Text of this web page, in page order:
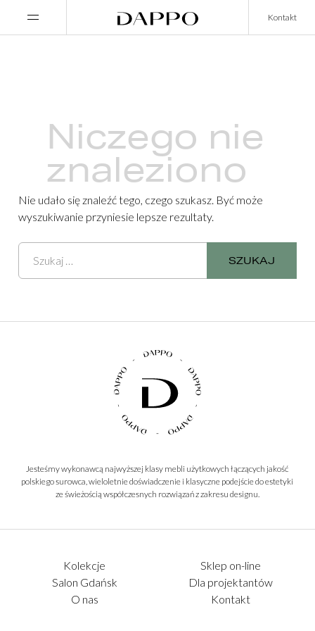
Main Navigation Kontakt
Niczego nie
znaleziono
Nie udało się znaleźć tego, czego szukasz. Być może
wyszukiwanie przyniesie lepsze rezultaty.
Szukaj:
Jesteśmy wykonawcą najwyższej klasy mebli użytkowych łączących jakość
polskiego surowca, wieloletnie doświadczenie i klasyczne podejście do estetyki
ze świeżością współczesnych rozwiązań z zakresu designu.
Kolekcje
Sklep on-line
Salon Gdańsk
Dla projektantów
O nas
Kontakt